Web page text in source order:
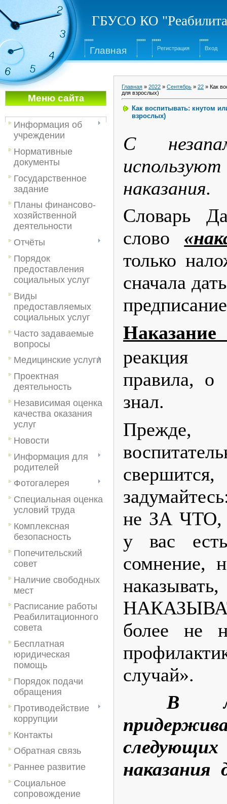
ГБУСО КО
Главная Регистрация Вход
Меню сайта
Информация об
учреждении
Нормативные
документы
Государственное
задание
Планы финансово-
хозяйственной
деятельности
Отчёты
Порядок
предоставления
социальных услуг
Виды
предоставляемых
социальных услуг
Часто задаваемые
вопросы
Медицинские услуги
Проектная
деятельность
Независимая оценка
качества оказания
услуг
Новости
Информация для
родителей
Фотогалерея
Специальная оценка
условий труда
Комплексная
безопасность
Попечительский
совет
Наличие свободных
мест
Расписание работы
Реабилитационного
совета
Бесплатная
юридическая
помощь
Порядок подачи
обращения
Противодействие
коррупции
Контакты
Обратная связь
Раннее развитие
Социальное
сопровождение
Главная » 2022 » Сентябрь » 22 » Как
для взрослых)
Как воспитывать: кнутом
взрослых)
С
наказания.
Словарь
слово
только
сначала
Наказание
реакция
правила, о
знал.
не ЗА
у вас
сомнение,
более не
случай».
В
наказания